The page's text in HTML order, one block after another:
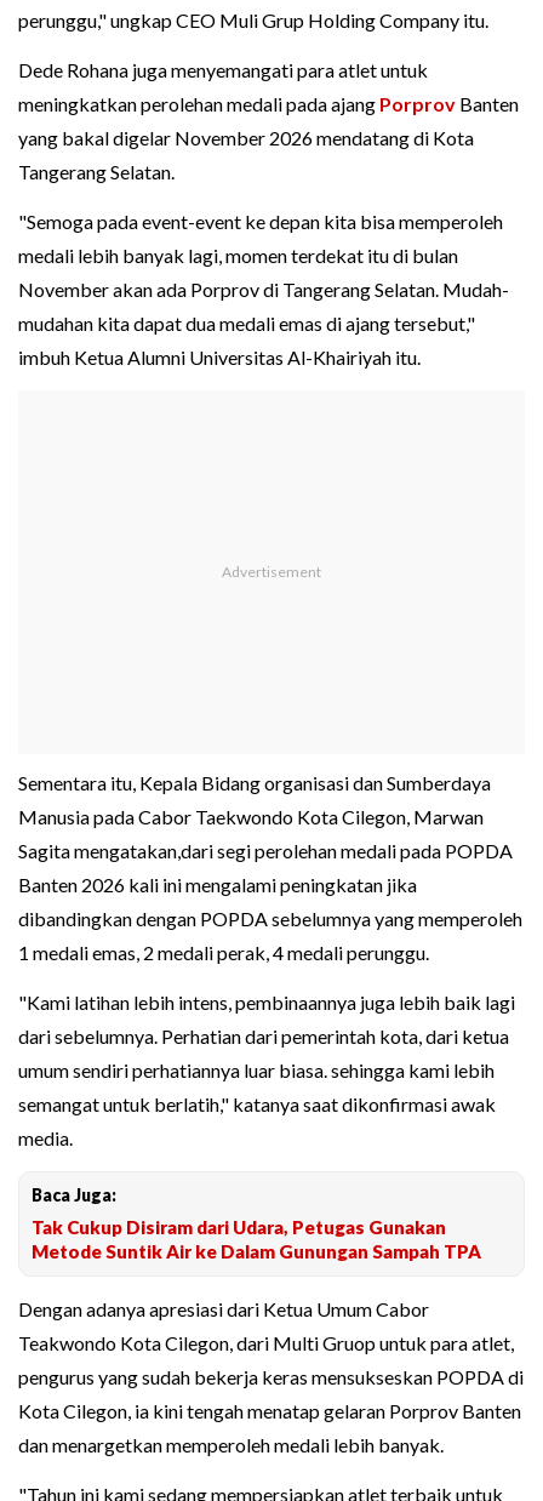
perunggu," ungkap CEO Muli Grup Holding Company itu.
Dede Rohana juga menyemangati para atlet untuk
meningkatkan perolehan medali pada ajang Porprov Banten
yang bakal digelar November 2026 mendatang di Kota
Tangerang Selatan.
"Semoga pada event-event ke depan kita bisa memperoleh
medali lebih banyak lagi, momen terdekat itu di bulan
November akan ada Porprov di Tangerang Selatan. Mudah-
mudahan kita dapat dua medali emas di ajang tersebut,"
imbuh Ketua Alumni Universitas Al-Khairiyah itu.
Sementara itu, Kepala Bidang organisasi dan Sumberdaya
Manusia pada Cabor Taekwondo Kota Cilegon, Marwan
Sagita mengatakan,dari segi perolehan medali pada POPDA
Banten 2026 kali ini mengalami peningkatan jika
dibandingkan dengan POPDA sebelumnya yang memperoleh
1 medali emas, 2 medali perak, 4 medali perunggu.
"Kami latihan lebih intens, pembinaannya juga lebih baik lagi
dari sebelumnya. Perhatian dari pemerintah kota, dari ketua
umum sendiri perhatiannya luar biasa. sehingga kami lebih
semangat untuk berlatih," katanya saat dikonfirmasi awak
media.
Baca Juga:
Tak Cukup Disiram dari Udara, Petugas Gunakan
Metode Suntik Air ke Dalam Gunungan Sampah TPA
Dengan adanya apresiasi dari Ketua Umum Cabor
Teakwondo Kota Cilegon, dari Multi Gruop untuk para atlet,
pengurus yang sudah bekerja keras mensukseskan POPDA di
Kota Cilegon, ia kini tengah menatap gelaran Porprov Banten
dan menargetkan memperoleh medali lebih banyak.
"Tahun ini kami sedang mempersiapkan atlet terbaik untuk